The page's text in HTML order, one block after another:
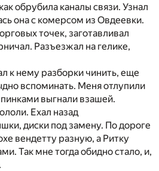
обрубила каналы связи. Узнал
она с комерсом из Овдеевки.
точек, заготавливал
Разъезжал на гелике,
к нему разборки чинить, еще
вспоминать. Меня отлупили
выгнали взашей.
Ехал назад
диски под замену. По дороге
вендетту разную, а Ритку
Так мне тогда обидно стало, и,